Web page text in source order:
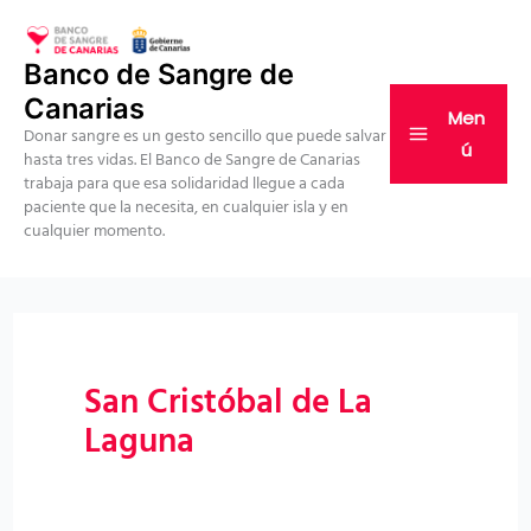
contenido
Banco de Sangre de
Canarias
Donar sangre es un gesto sencillo que puede salvar
hasta tres vidas. El Banco de Sangre de Canarias
trabaja para que esa solidaridad llegue a cada
paciente que la necesita, en cualquier isla y en
cualquier momento.
Men
ú
San Cristóbal de La
Laguna